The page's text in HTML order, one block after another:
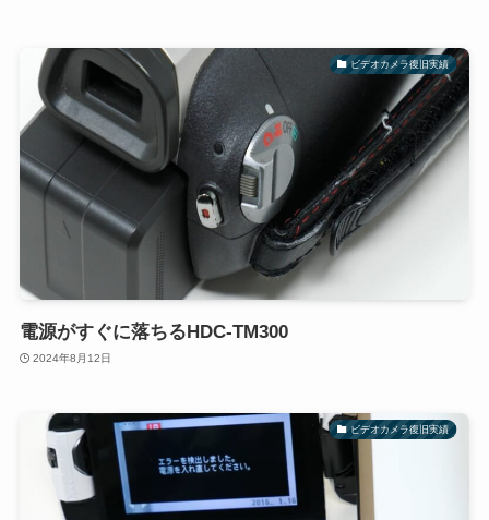
ビデオカメラ復旧実績
電源がすぐに落ちるHDC-TM300
2024年8月12日
ビデオカメラ復旧実績